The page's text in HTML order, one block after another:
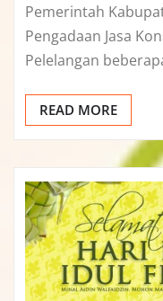
Pemerintah
Pengadaan Jasa
Pelelangan
READ MORE